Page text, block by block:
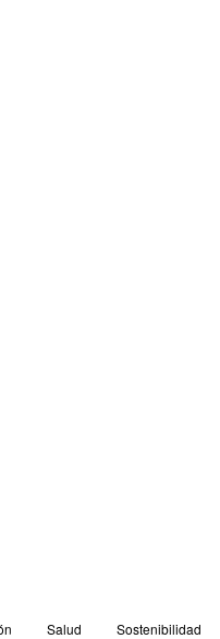
Salud Sostenibilidad